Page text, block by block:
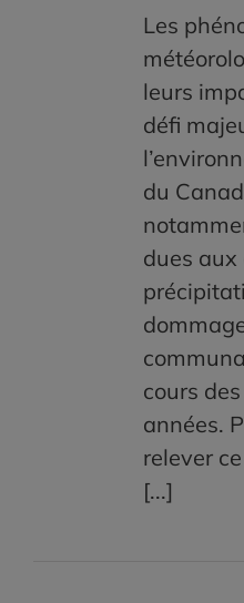
Les
leurs
défi
du
dues aux
cours
années.
relever
[...]